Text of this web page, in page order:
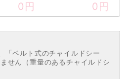
0 円 0 円
「ベルト式のチャイルドシー
せん（重量のあるチャイルドシ